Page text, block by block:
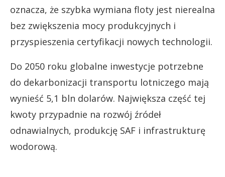
oznacza, że szybka wymiana floty jest nierealna
bez zwiększenia mocy produkcyjnych i
przyspieszenia certyfikacji nowych technologii.
Do 2050 roku globalne inwestycje potrzebne
do dekarbonizacji transportu lotniczego mają
wynieść 5,1 bln dolarów. Największa część tej
kwoty przypadnie na rozwój źródeł
odnawialnych, produkcję SAF i infrastrukturę
wodorową.